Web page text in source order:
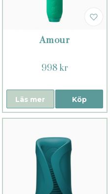
Amour
998 kr
Köp
Läs mer